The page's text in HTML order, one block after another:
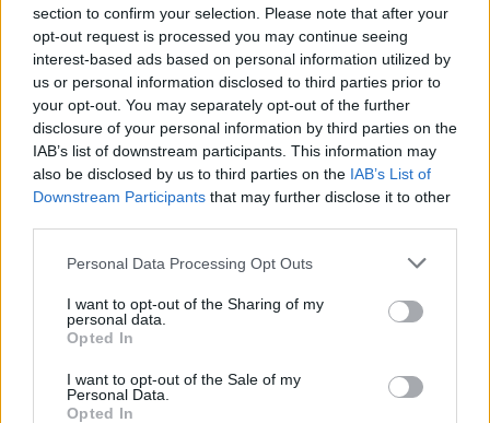
section to confirm your selection. Please note that after your
opt-out request is processed you may continue seeing
interest-based ads based on personal information utilized by
us or personal information disclosed to third parties prior to
your opt-out. You may separately opt-out of the further
disclosure of your personal information by third parties on the
IAB’s list of downstream participants. This information may
also be disclosed by us to third parties on the IAB’s List of
Downstream Participants that may further disclose it to other
Please note that this website/app uses one or more Google
not limited to your visit or usage behaviour. You may click to
grant or deny consent to Google and its third-party tags to
use your data for below specified purposes in below Google
consent section.
Personal Data Processing Opt Outs
I want to opt-out of the Sharing of my
personal data.
Opted In
I want to opt-out of the Sale of my
Personal Data.
Opted In
κλιματικές επιπτώσεις, στα αέρια θερμοκηπίου
(GHG) κατά 75,2% και τα νέα πλοία της εταιρείας,
δύναται να χαρακτηριστούν ως «CNS-Climate
Neutral Ships».